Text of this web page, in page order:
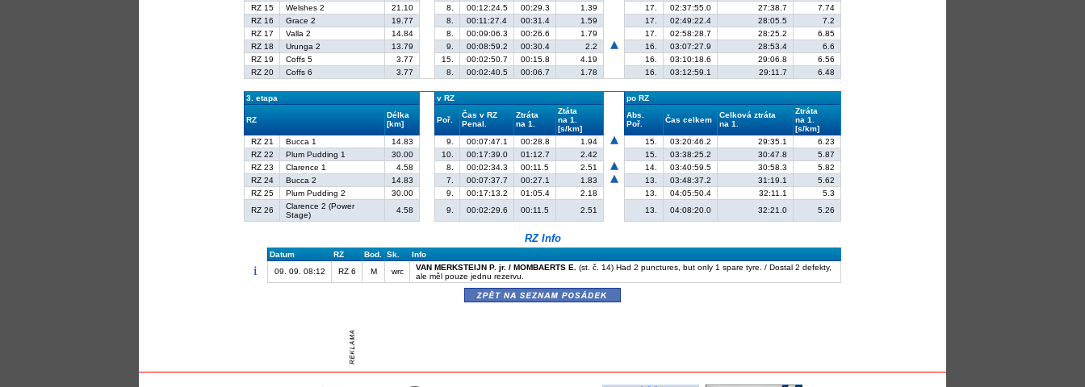
RZ 15
Welshes 2 21.10 8. 00:12:24.5 00:29.3 1.39 17. 02:37:55.0 27:38.7
7.74
RZ 16
Grace 2 19.77 8. 00:11:27.4 00:31.4 1.59 17. 02:49:22.4 28:05.5
7.2
RZ 17
Valla 2 14.84 8. 00:09:06.3 00:26.6 1.79 17. 02:58:28.7 28:25.2
6.85
RZ 18
Urunga 2 13.79 9. 00:08:59.2 00:30.4 2.2 16. 03:07:27.9 28:53.4
6.6
RZ 19
Coffs 5 3.77 15. 00:02:50.7 00:15.8 4.19 16. 03:10:18.6 29:06.8
6.56
RZ 20
Coffs 6 3.77 8. 00:02:40.5 00:06.7 1.78 16. 03:12:59.1 29:11.7 6.48
3. etapa v RZ po RZ
RZ
Délka
[km]
Poř.
Čas v RZ
Penal.
Ztráta
na 1.
Ztáta
na 1.
[s/km]
Abs.
Poř.
Čas celkem
Celková ztráta
na 1.
Ztráta
na 1.
[s/km]
RZ 21
Bucca 1 14.83 9. 00:07:47.1 00:28.8 1.94 15. 03:20:46.2 29:35.1
6.23
RZ 22
Plum Pudding 1 30.00 10. 00:17:39.0 01:12.7 2.42 15. 03:38:25.2 30:47.8
5.87
RZ 23
Clarence 1 4.58 8. 00:02:34.3 00:11.5 2.51 14. 03:40:59.5 30:58.3
5.82
RZ 24
Bucca 2 14.83 7. 00:07:37.7 00:27.1 1.83 13. 03:48:37.2 31:19.1
5.62
RZ 25
Plum Pudding 2 30.00 9. 00:17:13.2 01:05.4 2.18 13. 04:05:50.4 32:11.1
5.3
RZ 26
Clarence 2 (Power
Stage)
4.58 9. 00:02:29.6 00:11.5 2.51 13. 04:08:20.0 32:21.0 5.26
RZ Info
Datum RZ Bod. Sk.
Info
09. 09. 08:12
RZ 6 M wrc VAN MERKSTEIJN P. jr. / MOMBAERTS E.
(st. č. 14) Had 2 punctures, but only 1 spare tyre. / Dostal 2 defekty,
ale měl pouze jednu rezervu.
zpět na seznam posádek